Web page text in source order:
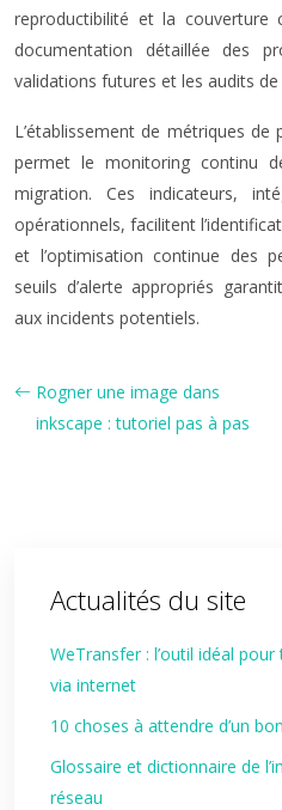
reproductibilité et la couverture
documentation détaillée des
validations futures et les audits
L’établissement de métriques
permet le monitoring continu
migration. Ces indicateurs,
opérationnels, facilitent
et l’optimisation continue des
seuils d’alerte appropriés
aux incidents potentiels.
Rogner une image dans
inkscape : tutoriel pas à pas
Actualités du site
WeTransfer : l’outil idéal
via internet
10 choses à attendre d’un
Glossaire et dictionnaire de
réseau